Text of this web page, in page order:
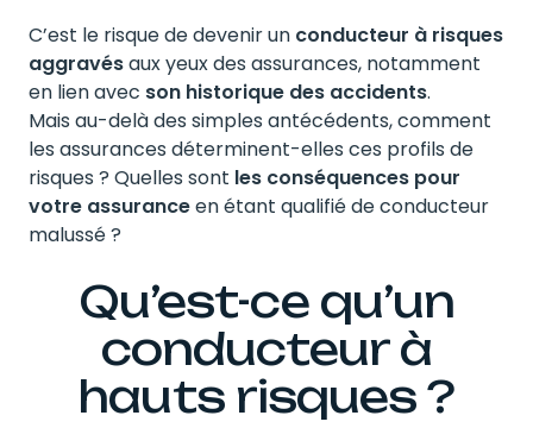
C’est le risque de devenir un conducteur à risques
aggravésaux yeux des assurances, notamment
en lien avec son historique des accidents.
Mais au-delà des simples antécédents, comment
les assurances déterminent-elles ces profils de
risques ? Quelles sont les conséquences pour
votre assuranceen étant qualifié de conducteur
malussé ?
Qu’est-ce qu’un
conducteur à
hauts risques ?